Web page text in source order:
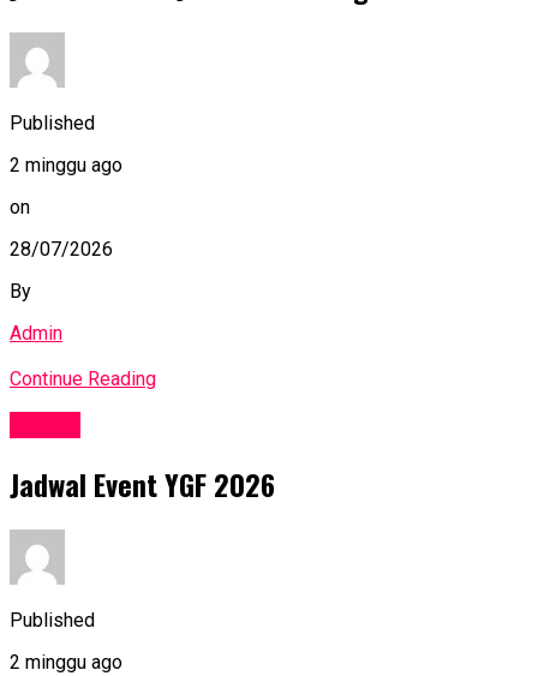
Published
2 minggu ago
on
28/07/2026
By
Admin
Continue Reading
Jadwal Event YGF 2026
Published
2 minggu ago